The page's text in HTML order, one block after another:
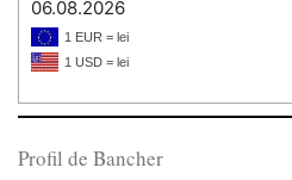
06.08.2026
1 EUR = lei
1 USD = lei
Profil de Bancher